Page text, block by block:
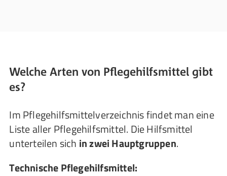
Welche Arten von Pflegehilfsmittel gibt
es?
Im Pflegehilfsmittelverzeichnis findet man eine
Liste aller Pflegehilfsmittel. Die Hilfsmittel
unterteilen sich in zwei Hauptgruppen.
Technische Pflegehilfsmittel: